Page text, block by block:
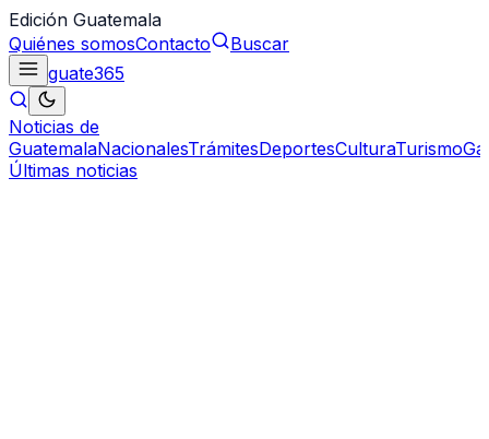
Edición Guatemala
Quiénes somosContacto
Buscar
guate365
Noticias de
GuatemalaNacionalesTrámitesDeportesCulturaTurismo
Últimas noticias